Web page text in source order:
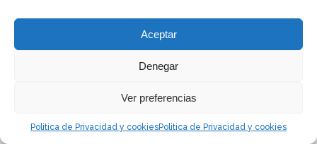
Aceptar
Denegar
Ver preferencias
Politica de Privacidad y cookiesPolitica de Privacidad y cookies
En el drama A Long Visit (También conocida como
My Mom) al lado de Kim hae-sook, hicieron la
interpretación de una madre e hija con problemas
(La Familia Kimchi), se tuvo que reunir con el director
transmitió en el año 2011 y allí interpretó el